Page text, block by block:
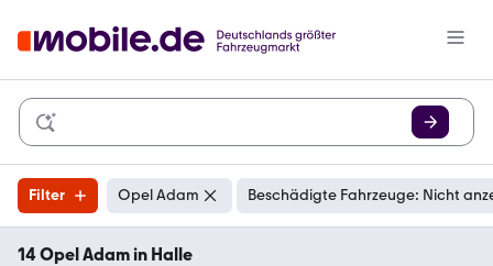
Filter Opel Adam Beschädigte Fahrzeuge: Nicht
14 Opel Adam in Halle